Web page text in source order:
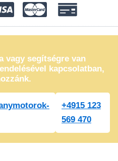
vagy segítségre van
kapcsolatban,
+4915 123
569 470